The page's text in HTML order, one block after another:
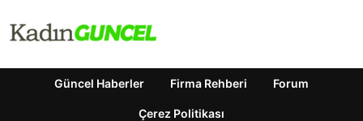
Güncel Haberler Firma Rehberi Forum
Çerez Politikası